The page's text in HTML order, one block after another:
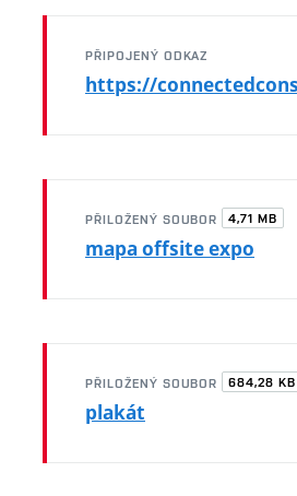
PŘIPOJENÝ ODKAZ
https://
PŘILOŽENÝ SOUBOR 4,71 MB
mapa offsite expo
PŘILOŽENÝ SOUBOR 684,28 KB
plakát